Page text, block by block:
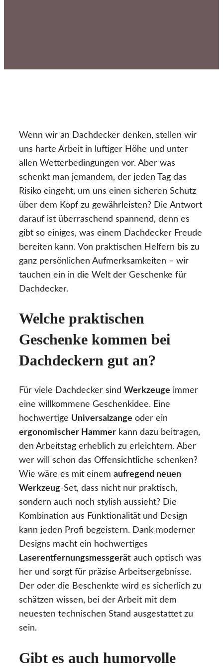
Wenn wir an Dachdecker denken, stellen wir
uns harte Arbeit in luftiger Höhe und unter
allen Wetterbedingungen vor. Aber was
schenkt man jemandem, der jeden Tag das
Risiko eingeht, um uns einen sicheren Schutz
über dem Kopf zu gewährleisten? Die Antwort
darauf ist überraschend spannend, denn es
gibt so einiges, was einem Dachdecker Freude
bereiten kann. Von praktischen Helfern bis zu
ganz persönlichen Aufmerksamkeiten – wir
tauchen ein in die Welt der Geschenke für
Dachdecker.
Welche praktischen
Geschenke kommen bei
Dachdeckern gut an?
Für viele Dachdecker sind Werkzeuge immer
eine willkommene Geschenkidee. Eine
hochwertige Universalzange oder ein
ergonomischer Hammer kann dazu beitragen,
den Arbeitstag erheblich zu erleichtern. Aber
wer will schon das Offensichtliche schenken?
Wie wäre es mit einem aufregend neuen
Werkzeug-Set, dass nicht nur praktisch,
sondern auch noch stylish aussieht? Die
Kombination aus Funktionalität und Design
kann jeden Profi begeistern. Dank moderner
Designs macht ein hochwertiges
Laserentfernungsmessgerät auch optisch was
her und sorgt für präzise Arbeitsergebnisse.
Der oder die Beschenkte wird es sicherlich zu
schätzen wissen, bei der Arbeit mit dem
neuesten technischen Stand ausgestattet zu
sein.
Gibt es auch humorvolle